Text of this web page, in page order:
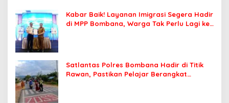
Kabar Baik! Layanan Imigrasi Segera Hadir
di MPP Bombana, Warga Tak Perlu Lagi ke
Satlantas Polres Bombana Hadir di Titik
Rawan, Pastikan Pelajar Berangkat